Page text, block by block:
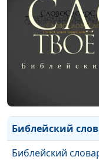
Библейский
Библейский
Библейский